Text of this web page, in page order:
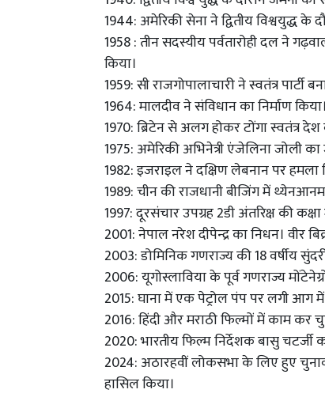
1944: अमेरिकी सेना ने द्वितीय विश्वयुद्ध के
1958 : तीन सदस्यीय पर्वतारोही दल ने
किया।
1959: सी राजगोपालाचारी ने स्वतंत्र पार्टी
1964: मालदीव ने संविधान का निर्माण किया।
1970: ब्रिटेन से अलग होकर टोंगा स्वतंत्र देश
1975: अमेरिकी अभिनेत्री एंजेलिना जोली का
1982: इजराइल ने दक्षिण लेबनान पर हमला
1989: चीन की राजधानी बीजिंग में
1997: दूरसंचार उपग्रह 2डी अंतरिक्ष की
2001: नेपाल नरेश दीपेन्द्र का निधन। वीर
2003: डोमिनिक गणराज्य की 18 वर्षीय
2006: यूगोस्लाविया के पूर्व गणराज्य
2015: घाना में एक पेट्रोल पंप पर लगी आग
2016: हिंदी और मराठी फिल्मों में काम कर
2020: भारतीय फिल्म निर्देशक बासु चटर्जी
2024: अठारहवीं लोकसभा के लिए हुए
हासिल किया।